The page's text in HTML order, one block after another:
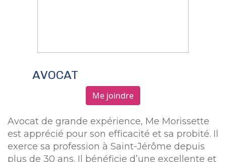
AVOCAT
Me joindre
Avocat de grande expérience, Me Morissette
est apprécié pour son efficacité et sa probité. Il
exerce sa profession à Saint-Jérôme depuis
plus de 30 ans. Il bénéficie d’une excellente et